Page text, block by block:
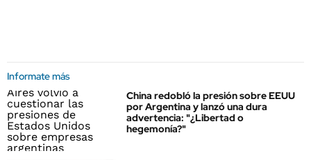
Informate más
China redobló la presión sobre EEUU
por Argentina y lanzó una dura
advertencia: "¿Libertad o
hegemonía?"